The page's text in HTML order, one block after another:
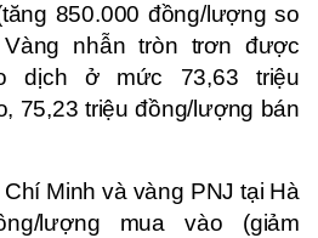
850.000 đồng/lượng so
nhẫn tròn trơn được
dịch ở mức 73,63 triệu
75,23 triệu đồng/lượng bán
Minh và vàng PNJ tại Hà
lượng mua vào (giảm